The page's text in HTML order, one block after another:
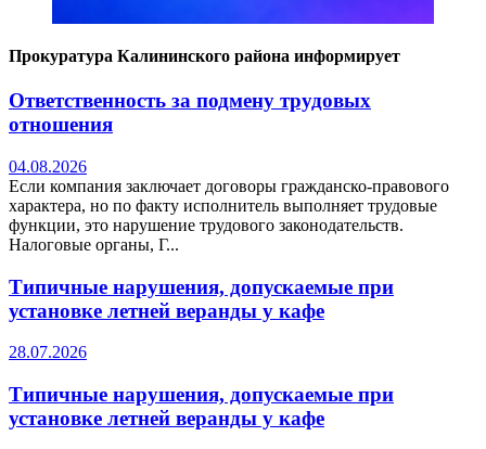
Прокуратура Калининского района информирует
Ответственность за подмену трудовых
отношения
04.08.2026
Если компания заключает договоры гражданско-правового
характера, но по факту исполнитель выполняет трудовые
функции, это нарушение трудового законодательств.
Налоговые органы, Г...
Типичные нарушения, допускаемые при
установке летней веранды у кафе
28.07.2026
Типичные нарушения, допускаемые при
установке летней веранды у кафе